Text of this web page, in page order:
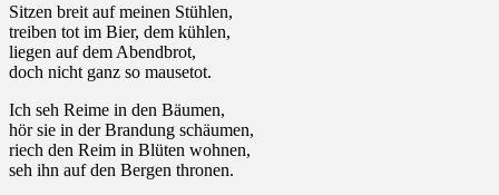
Sitzen breit auf meinen Stühlen,
treiben tot im Bier, dem kühlen,
liegen auf dem Abendbrot,
doch nicht ganz so mausetot.
Ich seh Reime in den Bäumen,
hör sie in der Brandung schäumen,
riech den Reim in Blüten wohnen,
seh ihn auf den Bergen thronen.